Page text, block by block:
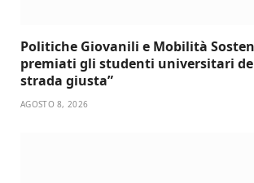
Politiche Giovanili e Mobilità
premiati gli studenti universitari
strada giusta”
AGOSTO 8, 2026